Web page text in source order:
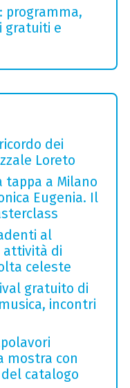
programma,
gratuiti e
dei
Loreto
tappa a Milano
Eugenia. Il
al
attività di
celeste
gratuito di
incontri
mostra con
catalogo